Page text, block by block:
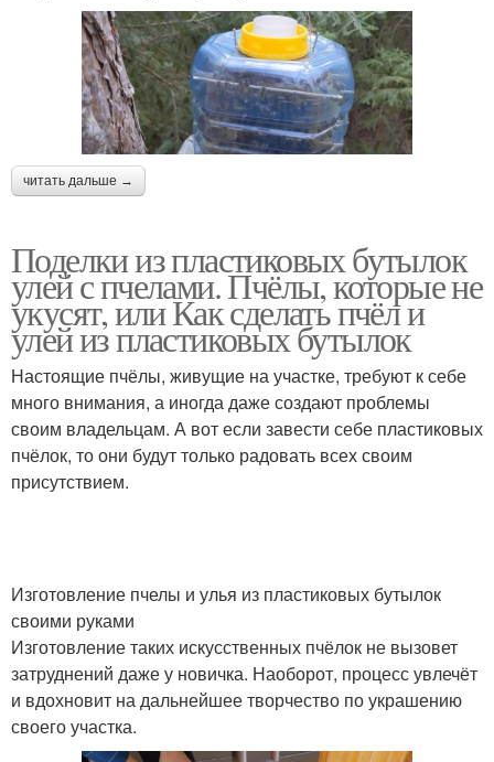
читать дальше →
Поделки из пластиковых бутылок
улей с пчелами. Пчёлы, которые не
укусят, или Как сделать пчёл и
улей из пластиковых бутылок
Настоящие пчёлы, живущие на участке, требуют к себе
много внимания, а иногда даже создают проблемы
своим владельцам. А вот если завести себе пластиковых
пчёлок, то они будут только радовать всех своим
присутствием.
Изготовление пчелы и улья из пластиковых бутылок
своими руками
Изготовление таких искусственных пчёлок не вызовет
затруднений даже у новичка. Наоборот, процесс увлечёт
и вдохновит на дальнейшее творчество по украшению
своего участка.